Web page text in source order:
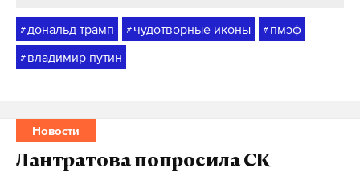
# дональд трамп # чудотворные иконы # пмэф
# владимир путин
Новости
Лантратова попросила СК